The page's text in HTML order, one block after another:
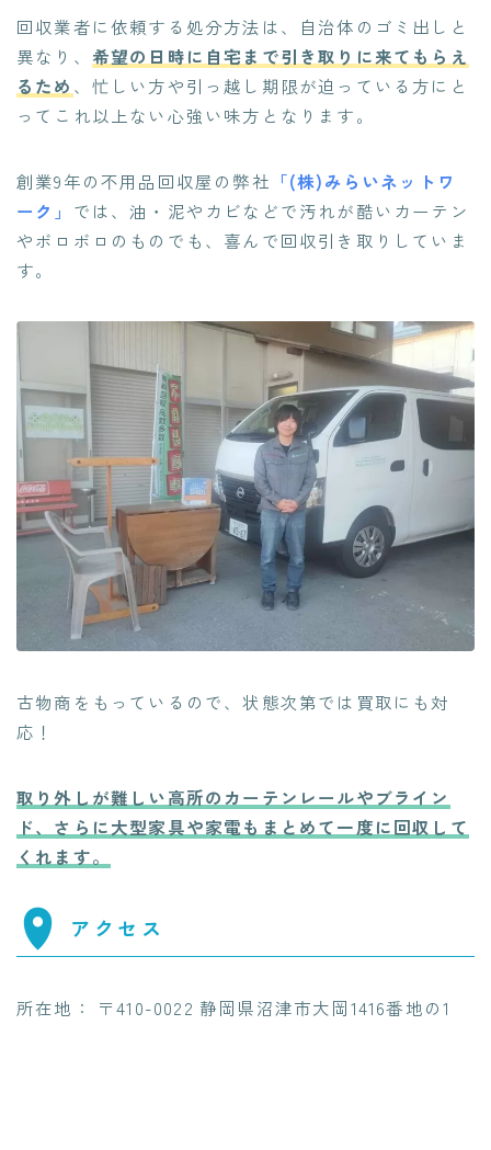
回収業者に依頼する処分方法は、自治体のゴミ出しと
異なり、 希望の日時に自宅まで引き取りに来てもらえ
るため 、忙しい方や引っ越し期限が迫っている方にと
ってこれ以上ない心強い味方となります。
創業9年の不用品回収屋の弊社 「(株)みらいネットワ
ーク」 では、油・泥やカビなどで汚れが酷いカーテン
やボロボロのものでも、喜んで回収引き取りしていま
す。
古物商をもっているので、状態次第では買取にも対
応！
取り外しが難しい高所のカーテンレールやブライン
ド、さらに大型家具や家電もまとめて一度に回収して
くれます。
アクセス
所在地： 〒410-0022 静岡県沼津市大岡1416番地の1